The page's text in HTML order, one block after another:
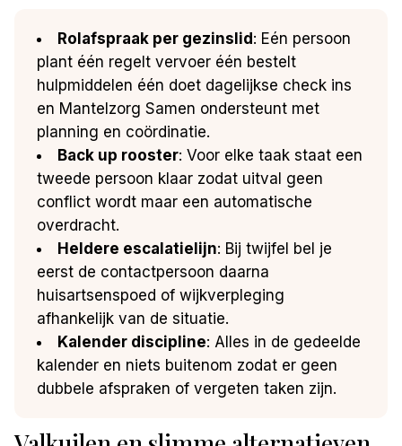
Rolafspraak per gezinslid: Eén persoon
plant één regelt vervoer één bestelt
hulpmiddelen één doet dagelijkse check ins
en Mantelzorg Samen ondersteunt met
planning en coördinatie.
Back up rooster: Voor elke taak staat een
tweede persoon klaar zodat uitval geen
conflict wordt maar een automatische
overdracht.
Heldere escalatielijn: Bij twijfel bel je
eerst de contactpersoon daarna
huisartsenspoed of wijkverpleging
afhankelijk van de situatie.
Kalender discipline: Alles in de gedeelde
kalender en niets buitenom zodat er geen
dubbele afspraken of vergeten taken zijn.